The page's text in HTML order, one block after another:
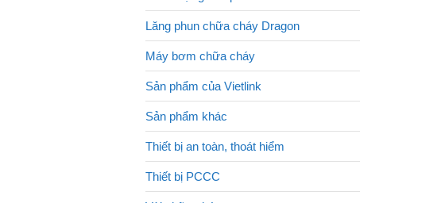
Lăng phun chữa cháy Dragon
Máy bơm chữa cháy
Sản phẩm của Vietlink
Sản phẩm khác
Thiết bị an toàn, thoát hiểm
Thiết bị PCCC